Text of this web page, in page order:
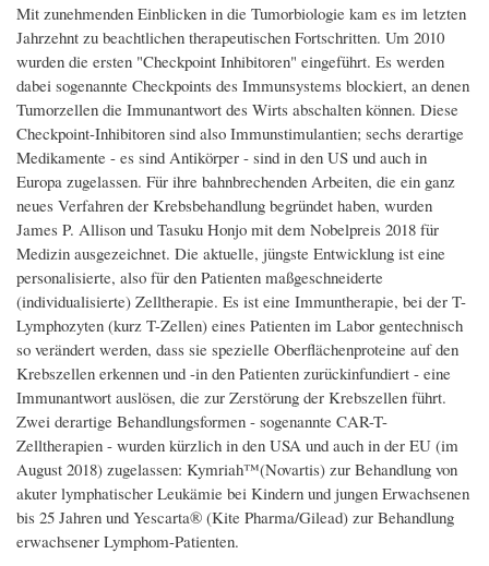
Mit zunehmenden Einblicken in die Tumorbiologie kam es im letzten
Jahrzehnt zu beachtlichen therapeutischen Fortschritten. Um 2010
wurden die ersten "Checkpoint Inhibitoren" eingeführt. Es werden
dabei sogenannte Checkpoints des Immunsystems blockiert, an denen
Tumorzellen die Immunantwort des Wirts abschalten können. Diese
Checkpoint-Inhibitoren sind also Immunstimulantien; sechs derartige
Medikamente - es sind Antikörper - sind in den US und auch in
Europa zugelassen. Für ihre bahnbrechenden Arbeiten, die ein ganz
neues Verfahren der Krebsbehandlung begründet haben, wurden
James P. Allison und Tasuku Honjo mit dem Nobelpreis 2018 für
Medizin ausgezeichnet. Die aktuelle, jüngste Entwicklung ist eine
personalisierte, also für den Patienten maßgeschneiderte
(individualisierte) Zelltherapie. Es ist eine Immuntherapie, bei der T-
Lymphozyten (kurz T-Zellen) eines Patienten im Labor gentechnisch
so verändert werden, dass sie spezielle Oberflächenproteine auf den
Krebszellen erkennen und -in den Patienten zurückinfundiert - eine
Immunantwort auslösen, die zur Zerstörung der Krebszellen führt.
Zwei derartige Behandlungsformen - sogenannte CAR-T-
Zelltherapien - wurden kürzlich in den USA und auch in der EU (im
August 2018) zugelassen: Kymriah™(Novartis) zur Behandlung von
akuter lymphatischer Leukämie bei Kindern und jungen Erwachsenen
bis 25 Jahren und Yescarta® (Kite Pharma/Gilead) zur Behandlung
erwachsener Lymphom-Patienten.